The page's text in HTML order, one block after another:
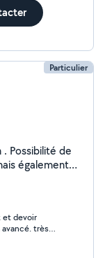
Particulier
également
de déchets,
et devoir
très